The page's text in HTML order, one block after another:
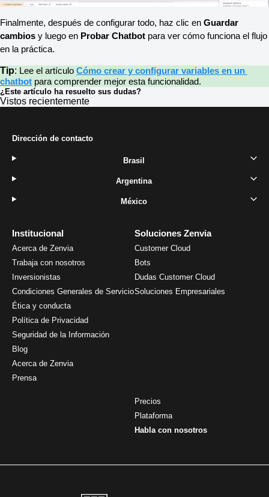
Finalmente, después de configurar todo, haz clic en Guardar
cambios y luego en Probar Chatbot para ver cómo funciona el flujo
en la práctica.
Tip: Lee el artículo Cómo crear y configurar variables en un
chatbot para comprender mejor esta funcionalidad.
¿Este artículo ha resuelto sus dudas?
Vistos recientemente
Institucional
Acerca de Zenvia
Trabaja con nosotros
Inversionistas
Condiciones Generales de Servicio
Ética y conducta
Política de Privacidad
Seguridad de la Información
Blog
Acerca de Zenvia
Prensa
Soluciones Zenvia
Customer Cloud
Bots
Dudas Customer Cloud
Soluciones Empresariales
Precios
Plataforma
Habla con nosotros
Dirección de contacto
Brasil
Argentina
México